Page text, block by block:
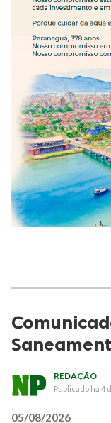
REDAÇÃO
Publicado há 4
05/08/2026